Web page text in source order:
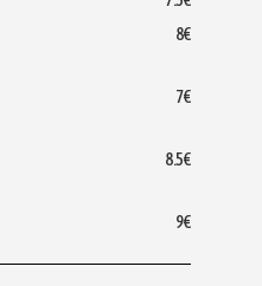
8€
7€
8.5€
9€